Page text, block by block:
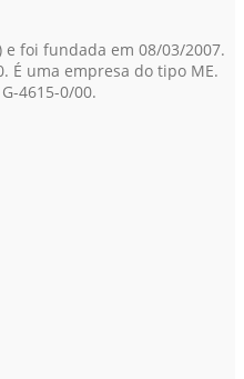
e foi fundada em 08/03/2007.
É uma empresa do tipo ME.
4615-0/00.